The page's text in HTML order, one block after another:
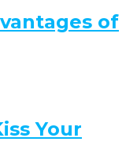
of
Your